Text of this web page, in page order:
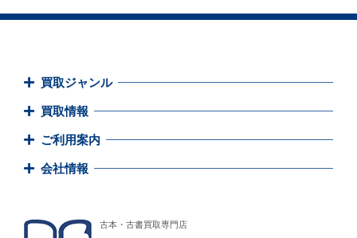
買取ジャンル
買取情報
ご利用案内
会社情報
古本・古書買取専門店